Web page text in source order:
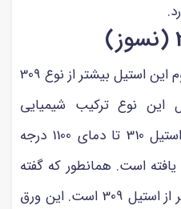
مقادیر نیکل و کروم این استیل بیشتر از نوع 309
این نوع ترکیب شیمیایی
مقاومت حرارتی استیل 310 تا دمای 1100 درجه
یافته است. همانطور که گفته
شد این ورق گرانتر از استیل 309 است. این ورق